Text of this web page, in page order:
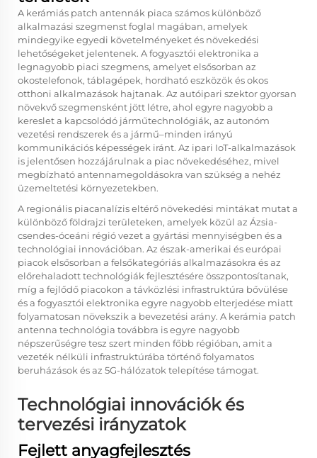
A kerámiás patch antennák piaca számos különböző
alkalmazási szegmenst foglal magában, amelyek
mindegyike egyedi követelményeket és növekedési
lehetőségeket jelentenek. A fogyasztói elektronika a
legnagyobb piaci szegmens, amelyet elsősorban az
okostelefonok, táblagépek, hordható eszközök és okos
otthoni alkalmazások hajtanak. Az autóipari szektor gyorsan
növekvő szegmensként jött létre, ahol egyre nagyobb a
kereslet a kapcsolódó járműtechnológiák, az autonóm
vezetési rendszerek és a jármű–minden irányú
kommunikációs képességek iránt. Az ipari IoT-alkalmazások
is jelentősen hozzájárulnak a piac növekedéséhez, mivel
megbízható antennamegoldásokra van szükség a nehéz
üzemeltetési környezetekben.
A regionális piacanalízis eltérő növekedési mintákat mutat a
különböző földrajzi területeken, amelyek közül az Ázsia-
csendes-óceáni régió vezet a gyártási mennyiségben és a
technológiai innovációban. Az észak-amerikai és európai
piacok elsősorban a felsőkategóriás alkalmazásokra és az
előrehaladott technológiák fejlesztésére összpontosítanak,
míg a fejlődő piacokon a távközlési infrastruktúra bővülése
és a fogyasztói elektronika egyre nagyobb elterjedése miatt
folyamatosan növekszik a bevezetési arány. A kerámia patch
antenna technológia továbbra is egyre nagyobb
népszerűségre tesz szert minden főbb régióban, amit a
vezeték nélküli infrastruktúrába történő folyamatos
beruházások és az 5G-hálózatok telepítése támogat.
Technológiai innovációk és
tervezési irányzatok
Fejlett anyagfejlesztés